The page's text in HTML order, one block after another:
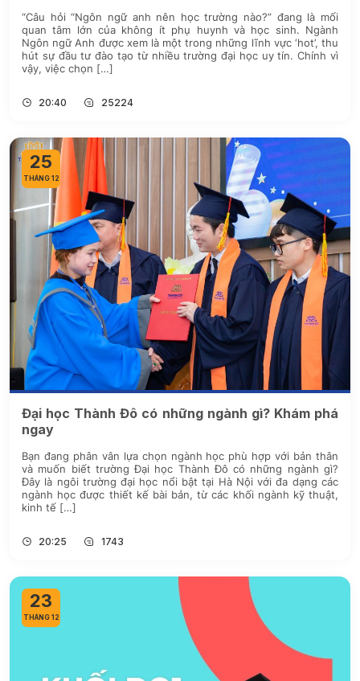
“Câu hỏi “Ngôn ngữ anh nên học trường nào?” đang là mối
quan tâm lớn của không ít phụ huynh và học sinh. Ngành
Ngôn ngữ Anh được xem là một trong những lĩnh vực ‘hot’, thu
hút sự đầu tư đào tạo từ nhiều trường đại học uy tín. Chính vì
vậy, việc chọn […]
20:40 25224
25
THÁNG 12
Đại học Thành Đô có những ngành gì? Khám phá
ngay
Bạn đang phân vân lựa chọn ngành học phù hợp với bản thân
và muốn biết trường Đại học Thành Đô có những ngành gì?
Đây là ngôi trường đại học nổi bật tại Hà Nội với đa dạng các
ngành học được thiết kế bài bản, từ các khối ngành kỹ thuật,
kinh tế […]
20:25 1743
23
THÁNG 12